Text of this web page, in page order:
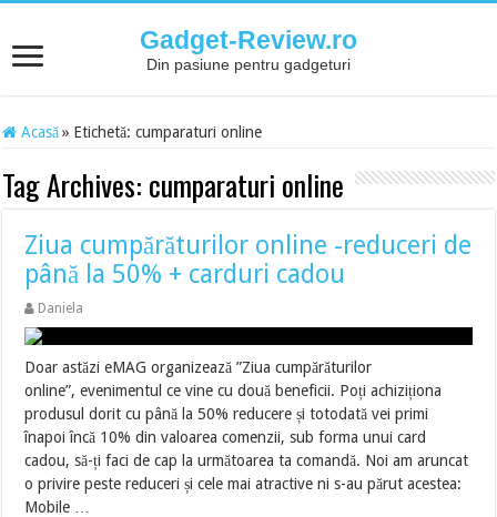
Gadget-Review.ro
Din pasiune pentru gadgeturi
Acasă » Etichetă:cumparaturi online
Tag Archives: cumparaturi online
Ziua cumpărăturilor online -reduceri de
până la 50% + carduri cadou
Daniela
Doar astăzi eMAG organizează ”Ziua cumpărăturilor
online”, evenimentul ce vine cu două beneficii. Poți achiziționa
produsul dorit cu până la 50% reducere și totodată vei primi
înapoi încă 10% din valoarea comenzii, sub forma unui card
cadou, să-ți faci de cap la următoarea ta comandă. Noi am aruncat
o privire peste reduceri și cele mai atractive ni s-au părut acestea:
Mobile …